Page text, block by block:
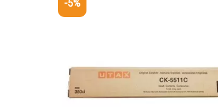
-5%